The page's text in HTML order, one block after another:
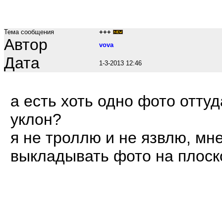
Тема сообщения +++
Автор vova
Дата 1-3-2013 12:46
а есть хоть одно фото
уклон?
я не троллю и не язвлю,
выкладывать фото на